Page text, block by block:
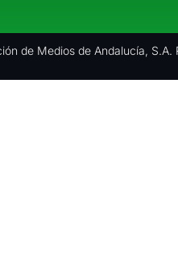
de Medios de Andalucía, S.A.